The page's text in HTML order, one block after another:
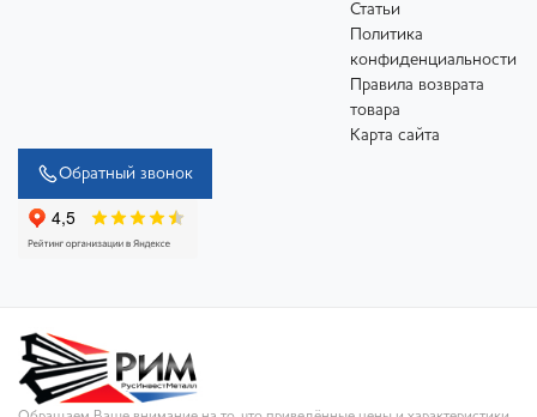
Статьи
Политика
конфиденциальности
Правила возврата
товара
Карта сайта
Обратный звонок